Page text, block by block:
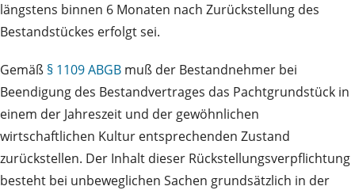
längstens binnen 6 Monaten nach Zurückstellung des
Bestandstückes erfolgt sei.
Gemäß § 1109 ABGB muß der Bestandnehmer bei
Beendigung des Bestandvertrages das Pachtgrundstück in
einem der Jahreszeit und der gewöhnlichen
wirtschaftlichen Kultur entsprechenden Zustand
zurückstellen. Der Inhalt dieser Rückstellungsverpflichtung
besteht bei unbeweglichen Sachen grundsätzlich in der